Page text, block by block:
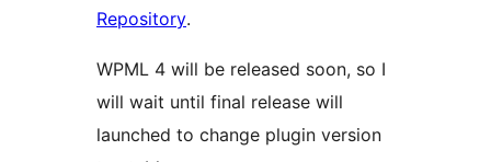
Repository.
WPML 4 will be released soon, so I
will wait until final release will
launched to change plugin version